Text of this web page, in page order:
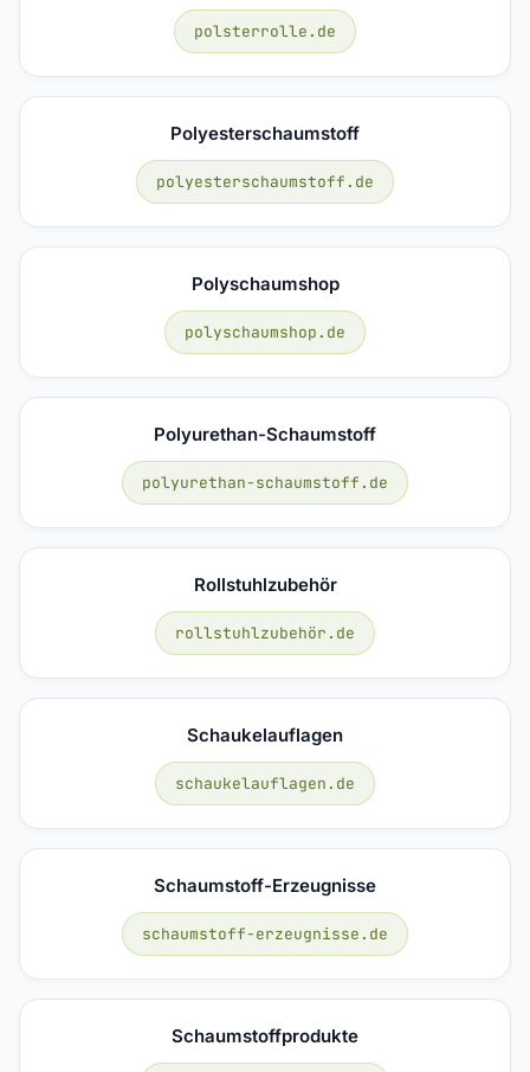
polsterrolle.de
Polyesterschaumstoff
polyesterschaumstoff.de
Polyschaumshop
polyschaumshop.de
Polyurethan-Schaumstoff
polyurethan-schaumstoff.de
Rollstuhlzubehör
rollstuhlzubehör.de
Schaukelauflagen
schaukelauflagen.de
Schaumstoff-Erzeugnisse
schaumstoff-erzeugnisse.de
Schaumstoffprodukte